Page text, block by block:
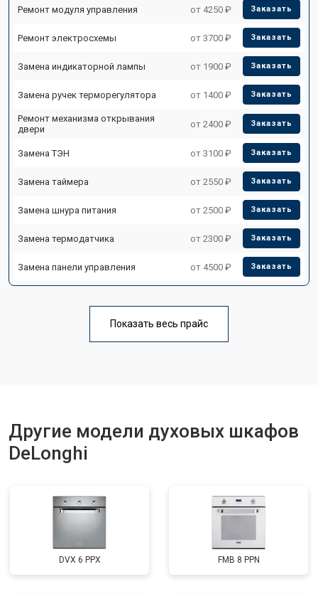
Ремонт модуля управления от 4250 ₽ Заказать
Ремонт электросхемы от 3700 ₽ Заказать
Замена индикаторной лампы от 1900 ₽ Заказать
Замена ручек терморегулятора от 1400 ₽ Заказать
Ремонт механизма открывания
двери
от 2400 ₽ Заказать
Замена ТЭН от 3100 ₽ Заказать
Замена таймера от 2550 ₽ Заказать
Замена шнура питания от 2500 ₽ Заказать
Замена термодатчика от 2300 ₽ Заказать
Замена панели управления от 4500 ₽ Заказать
Показать весь прайс
Другие модели духовых шкафов
DeLonghi
DVX 6 PPX FMB 8 PPN